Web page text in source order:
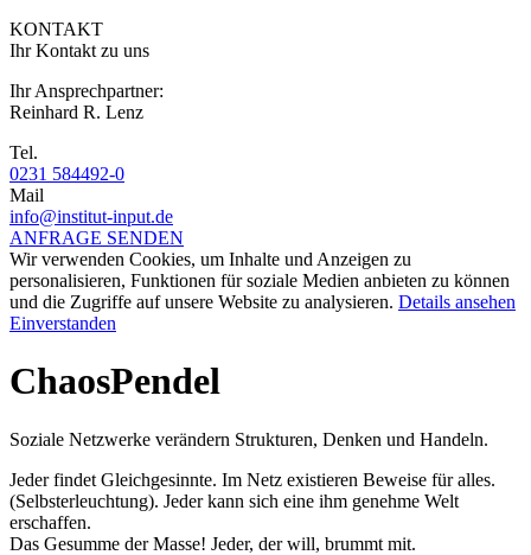
KONTAKT
Ihr Kontakt zu uns
Ihr Ansprechpartner:
Reinhard R. Lenz
Tel.
0231 584492-0
Mail
info@institut-input.de
ANFRAGE SENDEN
Wir verwenden Cookies, um Inhalte und Anzeigen zu
personalisieren, Funktionen für soziale Medien anbieten zu können
und die Zugriffe auf unsere Website zu analysieren. Details ansehen
Einverstanden
ChaosPendel
Soziale Netzwerke verändern Strukturen, Denken und Handeln.
Jeder findet Gleichgesinnte. Im Netz existieren Beweise für alles.
(Selbsterleuchtung). Jeder kann sich eine ihm genehme Welt
erschaffen.
Das Gesumme der Masse! Jeder, der will, brummt mit.